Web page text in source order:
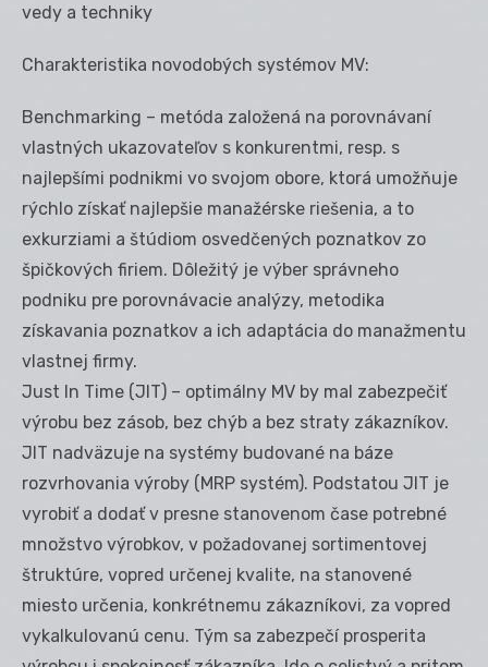
vedy a techniky
Charakteristika novodobých systémov MV:
Benchmarking – metóda založená na porovnávaní
vlastných ukazovateľov s konkurentmi, resp. s
najlepšími podnikmi vo svojom obore, ktorá umožňuje
rýchlo získať najlepšie manažérske riešenia, a to
exkurziami a štúdiom osvedčených poznatkov zo
špičkových firiem. Dôležitý je výber správneho
podniku pre porovnávacie analýzy, metodika
získavania poznatkov a ich adaptácia do manažmentu
vlastnej firmy.
Just In Time (JIT) – optimálny MV by mal zabezpečiť
výrobu bez zásob, bez chýb a bez straty zákazníkov.
JIT nadväzuje na systémy budované na báze
rozvrhovania výroby (MRP systém). Podstatou JIT je
vyrobiť a dodať v presne stanovenom čase potrebné
množstvo výrobkov, v požadovanej sortimentovej
štruktúre, vopred určenej kvalite, na stanovené
miesto určenia, konkrétnemu zákazníkovi, za vopred
vykalkulovanú cenu. Tým sa zabezpečí prosperita